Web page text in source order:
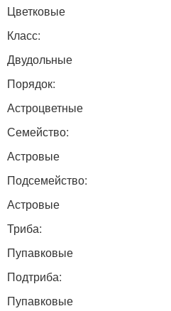
Цветковые
Класс:
Двудольные
Порядок:
Астроцветные
Семейство:
Астровые
Подсемейство:
Астровые
Триба:
Пупавковые
Подтриба:
Пупавковые